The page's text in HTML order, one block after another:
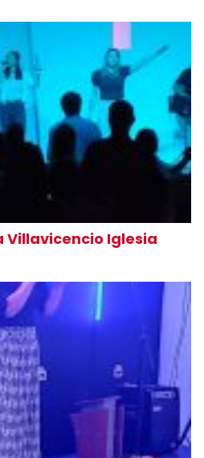
Villavicencio Iglesia